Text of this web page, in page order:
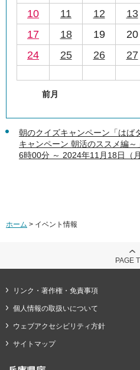
10
11 12 13
17
18 19 20
24
25 26 27
前月
朝のクイズキャンペーン「はば
キャンペーン 朝活のススメ編
6時00分 ～ 2024年11月18日（
ホーム > イベント情報
PAGE
リンク・著作権・免責事項
個人情報の取扱いについて
ウェブアクセシビリティ方針
サイトマップ